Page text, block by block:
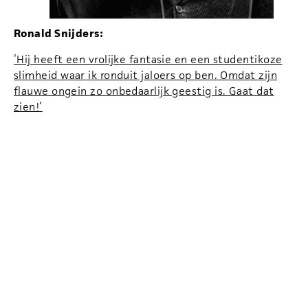
Ronald Snijders:
‘Hij heeft een vrolijke fantasie en een studentikoze
slimheid waar ik ronduit jaloers op ben. Omdat zijn
flauwe ongein zo onbedaarlijk geestig is. Gaat dat
zien!’